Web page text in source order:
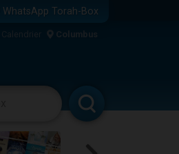
WhatsApp Torah-Box
Calendrier Columbus